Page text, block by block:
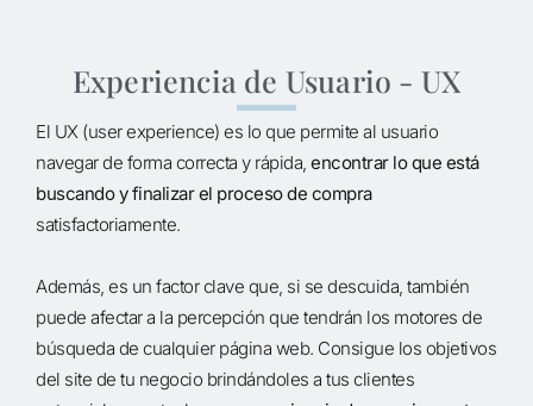
Experiencia de Usuario - UX
El UX (user experience) es lo que permite al usuario
navegar de forma correcta y rápida, encontrar lo que está
buscando y finalizar el proceso de compra
satisfactoriamente.
Además, es un factor clave que, si se descuida, también
puede afectar a la percepción que tendrán los motores de
búsqueda de cualquier página web. Consigue los objetivos
del site de tu negocio brindándoles a tus clientes